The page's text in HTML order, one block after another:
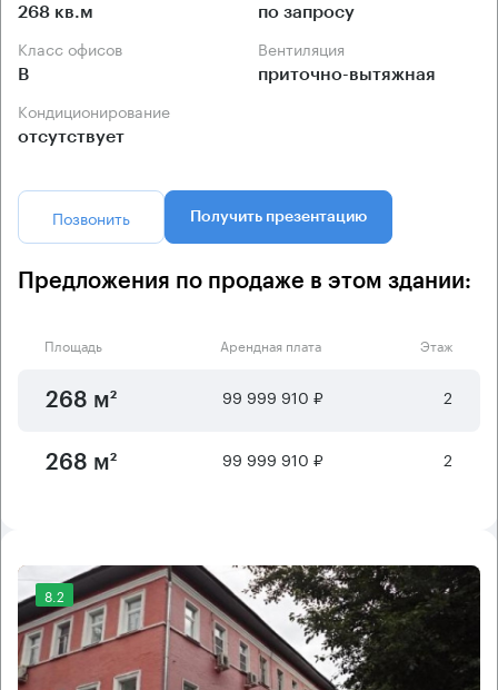
268 кв.м по запросу
Класс офисов
B
Вентиляция
приточно-вытяжная
Кондиционирование
отсутствует
Позвонить Получить презентацию
Предложения по продаже в этом здании:
Площадь Арендная плата Этаж
268 м² 99 999 910 ₽ 2
268 м² 99 999 910 ₽ 2
8.2